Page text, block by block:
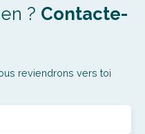
? Contacte-
reviendrons vers toi